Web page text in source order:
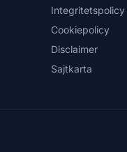
Integritetspolicy
Cookiepolicy
Disclaimer
Sajtkarta